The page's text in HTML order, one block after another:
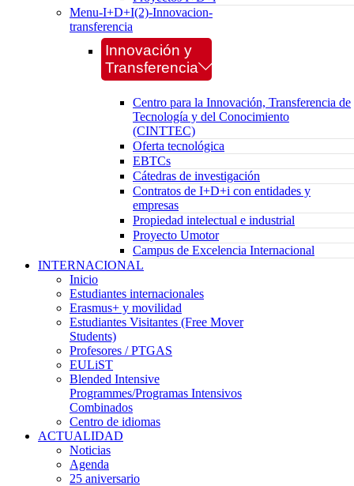
Menu-I+D+I(2)-Innovacion-
transferencia
Innovación y
Transferencia
Centro para la Innovación, Transferencia de
Tecnología y del Conocimiento
(CINTTEC)
Oferta tecnológica
EBTCs
Cátedras de investigación
Contratos de I+D+i con entidades y
empresas
Propiedad intelectual e industrial
Proyecto Umotor
Campus de Excelencia Internacional
INTERNACIONAL
Inicio
Estudiantes internacionales
Erasmus+ y movilidad
Estudiantes Visitantes (Free Mover
Students)
Profesores / PTGAS
EULiST
Blended Intensive
Programmes/Programas Intensivos
Combinados
Centro de idiomas
ACTUALIDAD
Noticias
Agenda
25 aniversario